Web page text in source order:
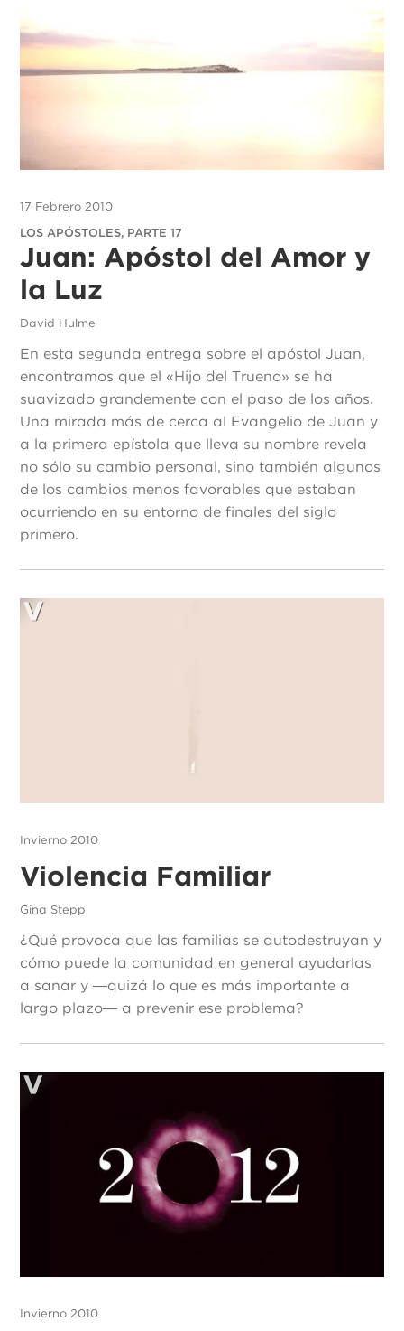
17 Febrero 2010
LOS APÓSTOLES, PARTE 17
Juan: Apóstol del Amor y
la Luz
David Hulme
En esta segunda entrega sobre el apóstol Juan,
encontramos que el «Hijo del Trueno» se ha
suavizado grandemente con el paso de los años.
Una mirada más de cerca al Evangelio de Juan y
a la primera epístola que lleva su nombre revela
no sólo su cambio personal, sino también algunos
de los cambios menos favorables que estaban
ocurriendo en su entorno de finales del siglo
primero.
Invierno 2010
Violencia Familiar
Gina Stepp
¿Qué provoca que las familias se autodestruyan y
cómo puede la comunidad en general ayudarlas
a sanar y ―quizá lo que es más importante a
largo plazo― a prevenir ese problema?
Invierno 2010